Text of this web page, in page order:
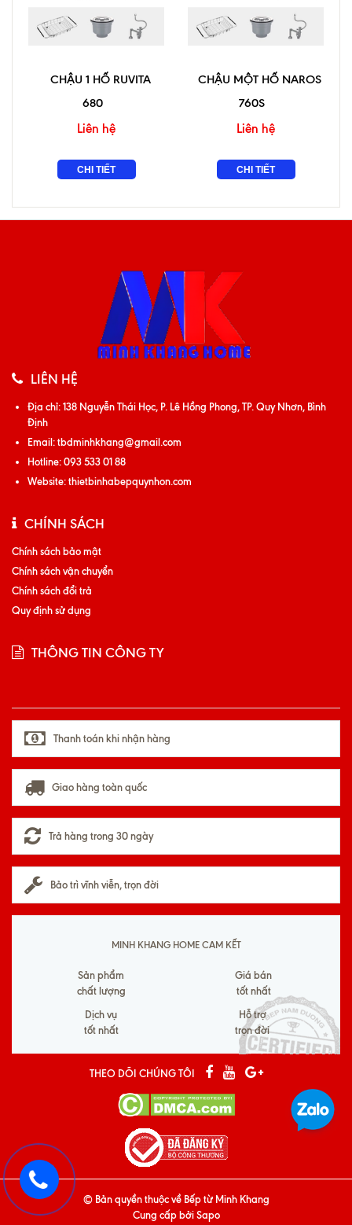
CHẬU 1 HỐ RUVITA
680
Liên hệ
CHI TIẾT
CHẬU MỘT HỐ NAROS
760S
Liên hệ
CHI TIẾT
LIÊN HỆ
Địa chỉ:138 Nguyễn Thái Học, P. Lê Hồng Phong, TP. Quy Nhơn, Bình
Định
Email:tbdminhkhang@gmail.com
Hotline:093 533 01 88
Website:thietbinhabepquynhon.com
CHÍNH SÁCH
Chính sách bảo mật
Chính sách vận chuyển
Chính sách đổi trả
Quy định sử dụng
THÔNG TIN CÔNG TY
Thanh toán khi nhận hàng
Giao hàng toàn quốc
Trả hàng trong 30 ngày
Bảo trì vĩnh viễn, trọn đời
MINH KHANG HOME CAM KẾT
Sản phẩm
chất lượng
Giá bán
tốt nhất
Dịch vụ
tốt nhất
Hỗ trợ
trọn đời
THEO DÕI CHÚNG TÔI
© Bản quyền thuộc về Bếp từ Minh Khang
Cung cấp bởiSapo